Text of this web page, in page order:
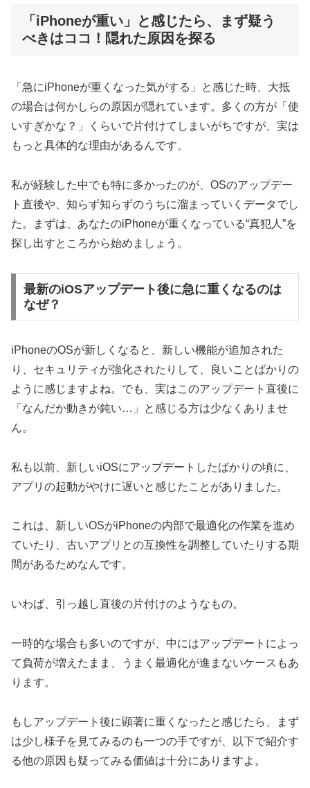
「iPhoneが重い」と感じたら、まず疑う
べきはココ！隠れた原因を探る
「急にiPhoneが重くなった気がする」と感じた時、大抵
の場合は何かしらの原因が隠れています。多くの方が「使
いすぎかな？」くらいで片付けてしまいがちですが、実は
もっと具体的な理由があるんです。
私が経験した中でも特に多かったのが、OSのアップデー
ト直後や、知らず知らずのうちに溜まっていくデータでし
た。まずは、あなたのiPhoneが重くなっている“真犯人”を
探し出すところから始めましょう。
最新のiOSアップデート後に急に重くなるのは
なぜ？
iPhoneのOSが新しくなると、新しい機能が追加された
り、セキュリティが強化されたりして、良いことばかりの
ように感じますよね。でも、実はこのアップデート直後に
「なんだか動きが鈍い…」と感じる方は少なくありませ
ん。
私も以前、新しいiOSにアップデートしたばかりの頃に、
アプリの起動がやけに遅いと感じたことがありました。
これは、新しいOSがiPhoneの内部で最適化の作業を進め
ていたり、古いアプリとの互換性を調整していたりする期
間があるためなんです。
いわば、引っ越し直後の片付けのようなもの。
一時的な場合も多いのですが、中にはアップデートによっ
て負荷が増えたまま、うまく最適化が進まないケースもあ
ります。
もしアップデート後に顕著に重くなったと感じたら、まず
は少し様子を見てみるのも一つの手ですが、以下で紹介す
る他の原因も疑ってみる価値は十分にありますよ。